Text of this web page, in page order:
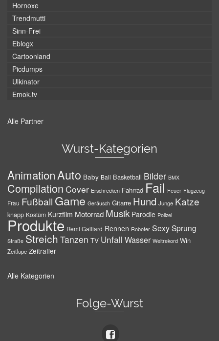
Hornoxe
Trendmutti
Sinn-Frei
Eblogx
Cartoonland
Picdumps
Ulkinator
Emok.tv
Alle Partner
Wurst-Kategorien
AnimationAuto Baby Ball Basketball Bilder BMX
Compilation Cover Erschrecken Fahrrad Fail Feuer Flugzeug
Frau Fußball Game Geräusch Gitarre Hund Junge Katze
knapp Kostüm Kurzfilm Motorrad Musik Parodie Polizei
Produkte Remi Gaillard Rennen Roboter SexySprung
Straße Streich Tanzen TV Unfall Wasser Weltrekord Win
Zeitlupe Zeitraffer
Alle Kategorien
Folge-Wurst